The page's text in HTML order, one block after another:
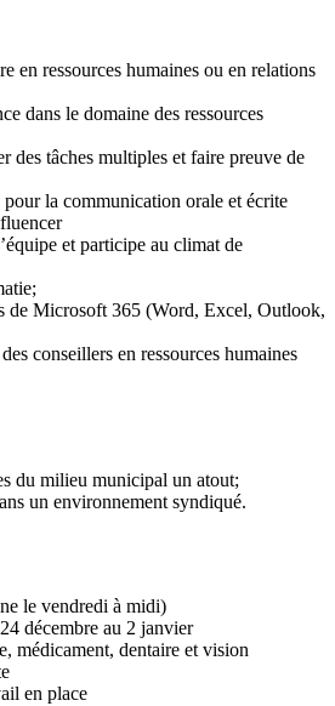
en ressources humaines ou en relations
dans le domaine des ressources
des tâches multiples et faire preuve de
la communication orale et écrite
et participe au climat de
de Microsoft 365 (Word, Excel, Outlook,
conseillers en ressources humaines
du milieu municipal un atout;
un environnement syndiqué.
le vendredi à midi)
décembre au 2 janvier
médicament, dentaire et vision
en place